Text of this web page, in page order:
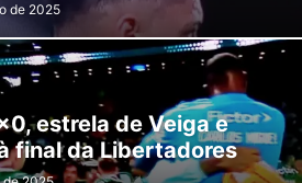
de 2025
estrela de Veiga e
final da Libertadores